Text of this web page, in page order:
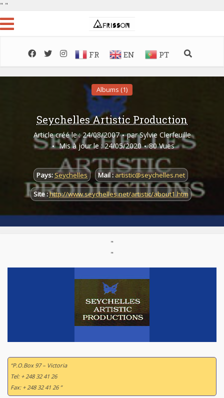
" "
FR EN PT
Albums (1)
Seychelles Artistic Production
Article créé le : 24/08/2007 par Sylvie Clerfeuille
Mis à jour le : 24/05/2020
80 Vues
Pays: Seychelles Mail : artistic@seychelles.net
Site :http://www.seychelles.net/artistic/about1.htm
"
"
“P.O.Box 97 – Victoria
Tel: + 248 32 41 26
Fax: + 248 32 41 26 ”